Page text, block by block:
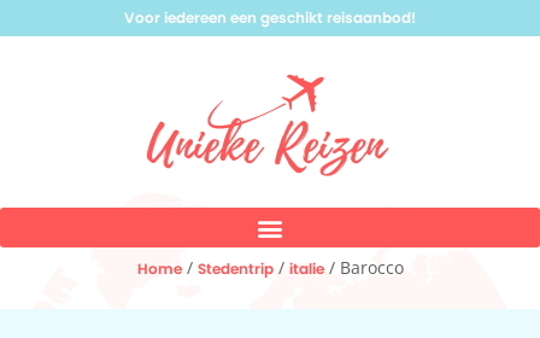
Voor iedereen een geschikt reisaanbod!
Home/ Stedentrip/ italie/ Barocco